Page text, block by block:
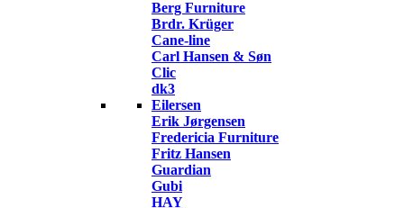
Berg Furniture
Brdr. Krüger
Cane-line
Carl Hansen & Søn
Clic
dk3
Eilersen
Erik Jørgensen
Fredericia Furniture
Fritz Hansen
Guardian
Gubi
HAY